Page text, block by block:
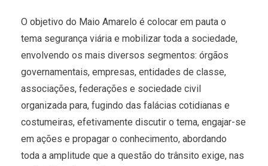
O objetivo do Maio Amarelo é colocar em pauta o
tema segurança viária e mobilizar toda a sociedade,
envolvendo os mais diversos segmentos: órgãos
governamentais, empresas, entidades de classe,
associações, federações e sociedade civil
organizada para, fugindo das falácias cotidianas e
costumeiras, efetivamente discutir o tema, engajar-se
em ações e propagar o conhecimento, abordando
toda a amplitude que a questão do trânsito exige, nas